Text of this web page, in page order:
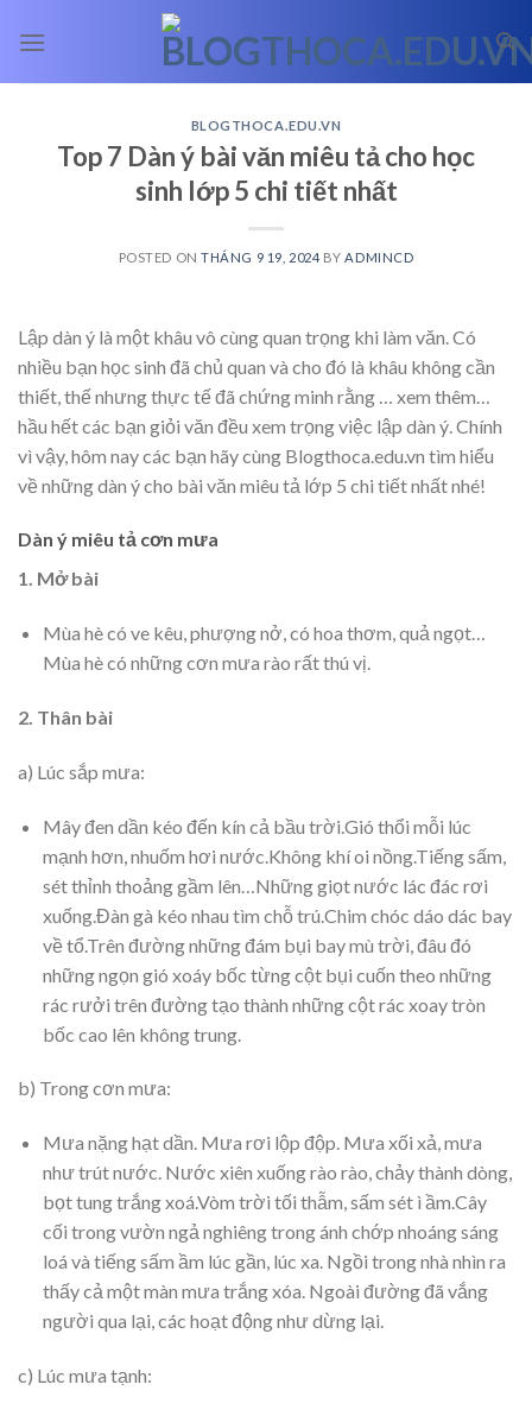
BLOGTHOCA.EDU.VN
Top 7 Dàn ý bài văn miêu tả cho học
sinh lớp 5 chi tiết nhất
POSTED ONTHÁNG 9 19, 2024 BY ADMINCD
Lập dàn ý là một khâu vô cùng quan trọng khi làm văn. Có
nhiều bạn học sinh đã chủ quan và cho đó là khâu không cần
thiết, thế nhưng thực tế đã chứng minh rằng
… xem thêm…
hầu hết các bạn giỏi văn đều xem trọng việc lập dàn ý. Chính
vì vậy, hôm nay các bạn hãy cùng Blogthoca.edu.vn tìm hiểu
về những dàn ý cho bài văn miêu tả lớp 5 chi tiết nhất nhé!
Dàn ý miêu tả cơn mưa
1. Mở bài
Mùa hè có ve kêu, phượng nở, có hoa thơm, quả ngọt…
Mùa hè có những cơn mưa rào rất thú vị.
2. Thân bài
a) Lúc sắp mưa:
Mây đen dần kéo đến kín cả bầu trời.Gió thổi mỗi lúc
mạnh hơn, nhuốm hơi nước.Không khí oi nồng.Tiếng sấm,
sét thỉnh thoảng gầm lên…Những giọt nước lác đác rơi
xuống.Đàn gà kéo nhau tìm chỗ trú.Chim chóc dáo dác bay
về tổ.Trên đường những đám bụi bay mù trời, đâu đó
những ngọn gió xoáy bốc từng cột bụi cuốn theo những
rác rưởi trên đường tạo thành những cột rác xoay tròn
bốc cao lên không trung.
b) Trong cơn mưa:
Mưa nặng hạt dần. Mưa rơi lộp độp. Mưa xối xả, mưa
như trút nước. Nước xiên xuống rào rào, chảy thành dòng,
bọt tung trắng xoá.Vòm trời tối thẫm, sấm sét ì ầm.Cây
cối trong vườn ngả nghiêng trong ánh chớp nhoáng sáng
loá và tiếng sấm ầm lúc gần, lúc xa. Ngồi trong nhà nhìn ra
thấy cả một màn mưa trắng xóa. Ngoài đường đã vắng
người qua lại, các hoạt động như dừng lại.
c) Lúc mưa tạnh: